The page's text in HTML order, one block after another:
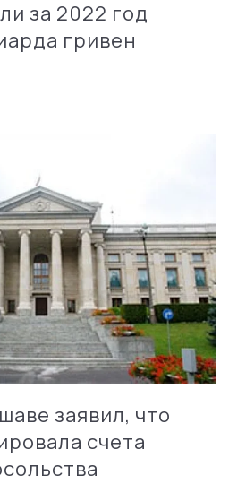
за 2022 год
гривен
заявил, что
счета